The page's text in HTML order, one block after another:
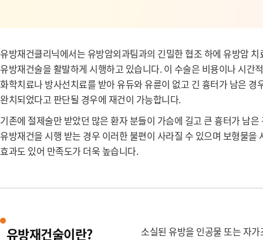
유방재건클리닉에서는 유방암외과팀과의 긴밀한 협조 하에 유방암
유방재건술을 활발하게 시행하고 있습니다. 이 수술은 비용이나 시
화학치료나 방사선치료를 받아 유듀와 유륜이 없고 긴 흉터가 남은
완치되었다고 판단될 경우에 재건이 가능합니다.
기존에 절제술만 받았던 많은 환자 분들이 가슴에 길고 큰 흉터가 남
유방재건을 시행 받는 경우 이러한 불편이 사라질 수 있으며 보형물
효과도 있어 만족도가 더욱 높습니다.
유방재건술이란?
소실된 유방을 인공물 또는 자